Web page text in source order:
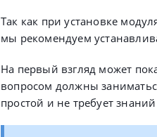
Так как при установке
мы рекомендуем
На первый взгляд может
вопросом должны
простой и не требует